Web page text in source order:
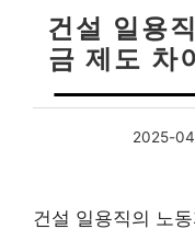
건설 일용
금 제도 차
2025-
건설 일용직의 노